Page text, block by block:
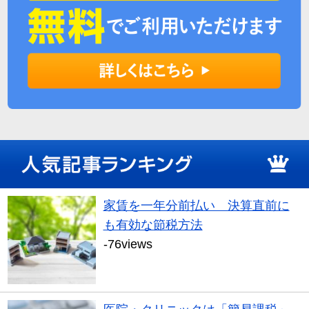
家賃を一年分前払い 決算直前に
も有効な節税方法
-76views